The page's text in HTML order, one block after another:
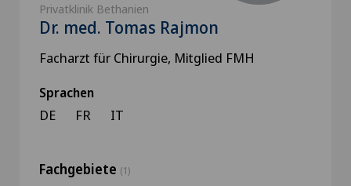
Privatklinik Bethanien
Dr. med. Tomas Rajmon
Facharzt für Chirurgie, Mitglied FMH
Sprachen
DE FR IT
Fachgebiete (1)